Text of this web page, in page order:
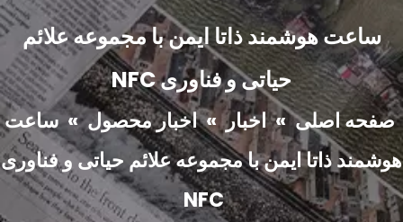
ساعت هوشمند ذاتا ایمن با مجموعه علائم
حیاتی و فناوری NFC
صفحه اصلی »اخبار »اخبار محصول »ساعت
هوشمند ذاتا ایمن با مجموعه علائم حیاتی و فناوری
NFC